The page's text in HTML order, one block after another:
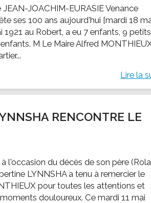
JOACHIM-EURASIE Venance
ses 100 ans aujourd'hui [mardi 18
1921 au Robert, a eu 7 enfants, 9 petits
M Le Maire Alfred
Lire la
RENCONTRE LE
l'occasion du décès de son père
LYNNSHA a tenu à remercier le
pour toutes les attentions et
douloureux. Ce mardi 11 mai